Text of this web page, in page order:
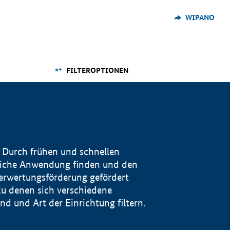
WIPANO
FILTEROPTIONEN
frühen und schnellen
Anwendung finden und den
gefördert
denen sich verschiedene
und Art der Einrichtung filtern.